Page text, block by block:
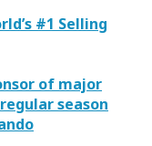
#1 Selling
of major
season